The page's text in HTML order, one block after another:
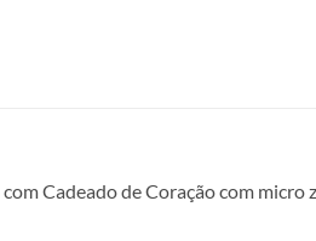
Cadeado de Coração com